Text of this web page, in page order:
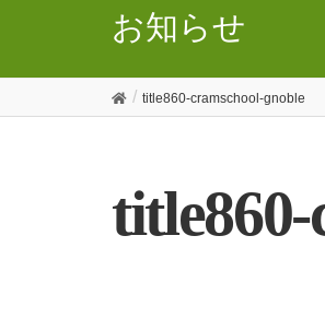
お知らせ
title860-cramschool-gnoble